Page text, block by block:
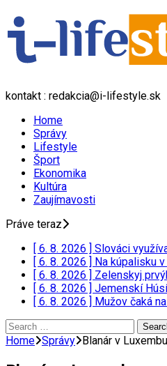
kontakt : redakcia@i-lifestyle.sk
Home
Správy
Lifestyle
Šport
Ekonomika
Kultúra
Zaujímavosti
Práve teraz
[ 6. 8. 2026 ] Slováci
[ 6. 8. 2026 ] Na kúpalisku
[ 6. 8. 2026 ] Zelenskyj
[ 6. 8. 2026 ] Jemenskí
[ 6. 8. 2026 ] Mužov čaká
Search
for:
Home Správy Blanár v